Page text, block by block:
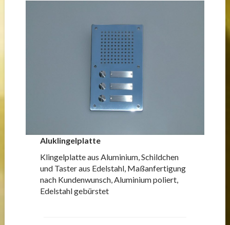
Aluklingelplatte
Klingelplatte aus Aluminium, Schildchen
und Taster aus Edelstahl, Maßanfertigung
nach Kundenwunsch, Aluminium poliert,
Edelstahl gebürstet